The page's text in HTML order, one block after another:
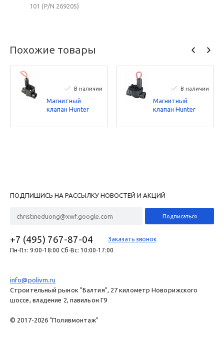
101 (P/N 269205)
Похожие товары
В наличии
Магнитный
клапан Hunter
В наличии
Магнитный
клапан Hunter
ПОДПИШИСЬ НА РАССЫЛКУ НОВОСТЕЙ И АКЦИЙ
+7 (495) 767-87-04
Заказать звонок
Пн-Пт: 9:00-18:00 Сб-Вс: 10:00-17:00
info@polivm.ru
Строительный рынок "Балтия", 27 километр Новорижского
шоссе, владение 2, павильон Г9
© 2017-2026 "Поливмонтаж"